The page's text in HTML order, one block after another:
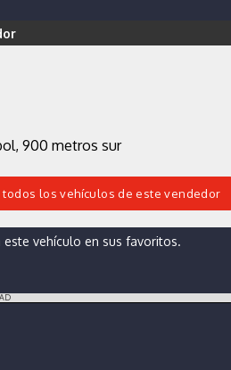
900 metros sur
todos los vehículos de este vendedor
vehículo en sus favoritos.